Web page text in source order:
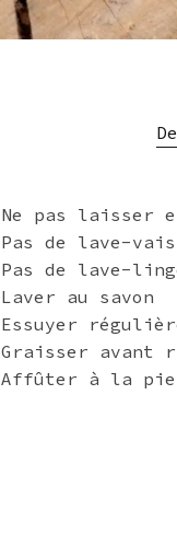
Ne pas laisser
Pas de lave-
Pas de lave-
Laver au savon
Essuyer
Graisser avant
Affûter à la